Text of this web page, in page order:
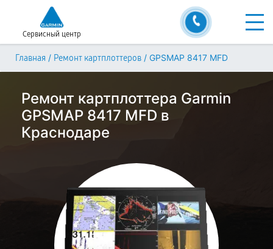
Сервисный центр
Главная / Ремонт картплоттеров / GPSMAP 8417 MFD
Ремонт картплоттера Garmin
GPSMAP 8417 MFD в
Краснодаре